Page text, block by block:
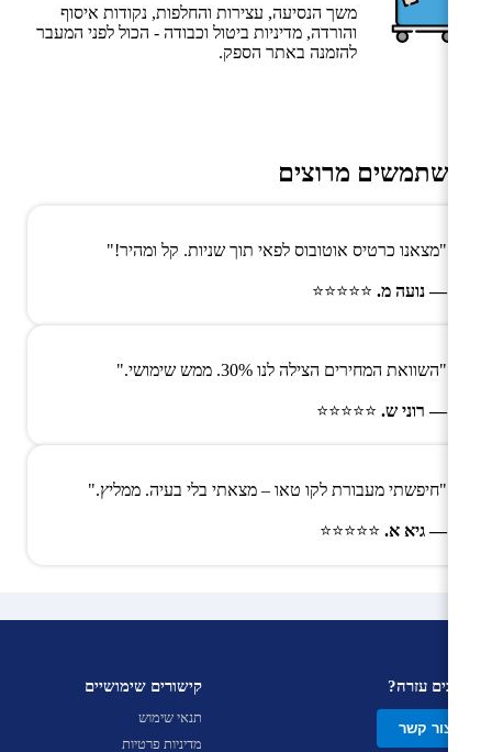
משך הנסיעה, עצירות והחלפות, נקודות איסוף
והורדה, מדיניות ביטול וכבודה - הכול לפני המעבר
להזמנה באתר הספק.
משתמשים מרוצים
"מצאנו כרטיס אוטובוס לפאי תוך שניות. קל ומהיר!"
— נועה מ. ⭐⭐⭐⭐⭐
"השוואת המחירים הצילה לנו 30%. ממש שימושי."
— רוני ש. ⭐⭐⭐⭐⭐
"חיפשתי מעבורת לקו טאו – מצאתי בלי בעיה. ממליץ."
— גיא א. ⭐⭐⭐⭐⭐
צריכים עזרה?
צור קשר
קישורים שימושיים
תנאי שימוש
מדיניות פרטיות